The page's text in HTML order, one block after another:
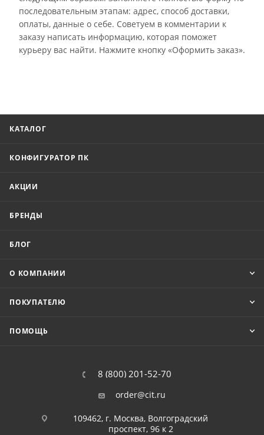
последовательным этапам: адрес, способ доставки,
оплаты, данные о себе. Советуем в комментарии к
заказу написать информацию, которая поможет
курьеру вас найти. Нажмите кнопку «Оформить заказ».
КАТАЛОГ
КОНФИГУРАТОР ПК
АКЦИИ
БРЕНДЫ
БЛОГ
О КОМПАНИИ
ПОКУПАТЕЛЮ
ПОМОЩЬ
8 (800) 201-52-70
order@cit.ru
109462, г. Москва, Волгоградский
проспект, 96 к 2